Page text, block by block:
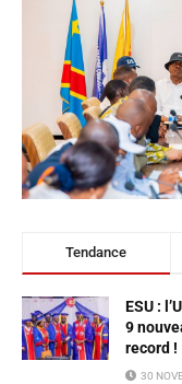
Tendance
ESU :
9
record !
30